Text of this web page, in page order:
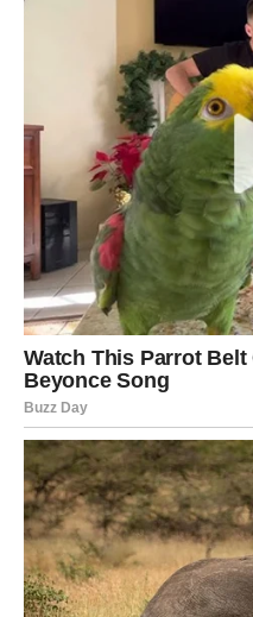
Škorpije nosile ogromnu
razočaravali i ostavljali
Ali Škorpija je ćutala i
Ipak, karma je sve vreme
Sada dolazi trenutak
što zaslužuju. Sudbina im
uspeh i promene koje će
Neko će se iznenada
Neko će pokušati da
će Škorpija imati moć da
neće tolerisati.
Finansijski aspekt života
pripadnici ovog znaka
novu poslovnu priliku ili
izgubili nadu.